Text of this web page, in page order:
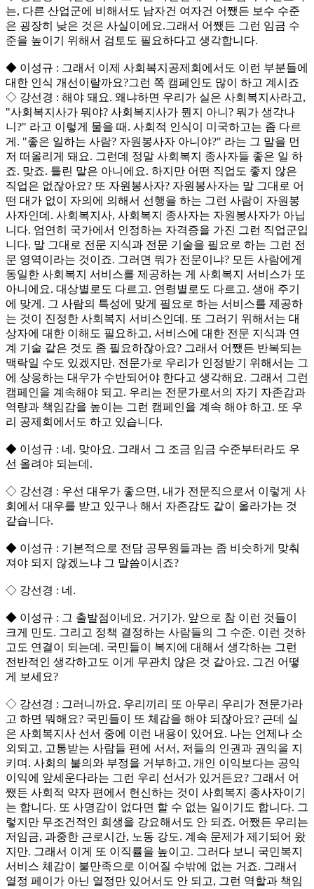
는, 다른 산업군에 비해서도 남자건 여자건 어쨌든 보수 수준
은 굉장히 낮은 것은 사실이에요.그래서 어쨌든 그런 임금 수
준을 높이기 위해서 검토도 필요하다고 생각합니다.
◆ 이성규 : 그래서 이제 사회복지공제회에서도 이런 부분들에
대한 인식 개선이랄까요?그런 쪽 캠페인도 많이 하고 계시죠
◇ 강선경 : 해야 돼요. 왜냐하면 우리가 실은 사회복지사라고,
"사회복지사가 뭐야? 사회복지사가 뭔지 아니? 뭐가 생각나
니?" 라고 이렇게 물을 때. 사회적 인식이 미국하고는 좀 다르
게. "좋은 일하는 사람? 자원봉사자 아니야?" 라는 그 말을 먼
저 떠올리게 돼요. 그런데 정말 사회복지 종사자들 좋은 일 하
죠. 맞죠. 틀린 말은 아니에요. 하지만 어떤 직업도 좋지 않은
직업은 없잖아요? 또 자원봉사자? 자원봉사자는 말 그대로 어
떤 대가 없이 자의에 의해서 선행을 하는 그런 사람이 자원봉
사자인데. 사회복지사, 사회복지 종사자는 자원봉사자가 아닙
니다. 엄연히 국가에서 인정하는 자격증을 가진 그런 직업군입
니다. 말 그대로 전문 지식과 전문 기술을 필요로 하는 그런 전
문 영역이라는 것이죠. 그러면 뭐가 전문이냐? 모든 사람에게
동일한 사회복지 서비스를 제공하는 게 사회복지 서비스가 또
아니에요. 대상별로도 다르고. 연령별로도 다르고. 생애 주기
에 맞게. 그 사람의 특성에 맞게 필요로 하는 서비스를 제공하
는 것이 진정한 사회복지 서비스인데. 또 그러기 위해서는 대
상자에 대한 이해도 필요하고, 서비스에 대한 전문 지식과 연
계 기술 같은 것도 좀 필요하잖아요? 그래서 어쨌든 반복되는
맥락일 수도 있겠지만. 전문가로 우리가 인정받기 위해서는 그
에 상응하는 대우가 수반되어야 한다고 생각해요. 그래서 그런
캠페인을 계속해야 되고. 우리는 전문가로서의 자기 자존감과
역량과 책임감을 높이는 그런 캠페인을 계속 해야 하고. 또 우
리 공제회에서도 하고 있습니다.
◆ 이성규 : 네. 맞아요. 그래서 그 조금 임금 수준부터라도 우
선 올려야 되는데.
◇ 강선경 : 우선 대우가 좋으면, 내가 전문직으로서 이렇게 사
회에서 대우를 받고 있구나 해서 자존감도 같이 올라가는 것
같습니다.
◆ 이성규 : 기본적으로 전담 공무원들과는 좀 비슷하게 맞춰
져야 되지 않겠느냐 그 말씀이시죠?
◇ 강선경 : 네.
◆ 이성규 : 그 출발점이네요. 거기가. 앞으로 참 이런 것들이
크게 민도. 그리고 정책 결정하는 사람들의 그 수준. 이런 것하
고도 연결이 되는데. 국민들이 복지에 대해서 생각하는 그런
전반적인 생각하고도 이게 무관치 않은 것 같아요. 그건 어떻
게 보세요?
◇ 강선경 : 그러니까요. 우리끼리 또 아무리 우리가 전문가라
고 하면 뭐해요? 국민들이 또 체감을 해야 되잖아요? 근데 실
은 사회복지사 선서 중에 이런 내용이 있어요. 나는 언제나 소
외되고, 고통받는 사람들 편에 서서, 저들의 인권과 권익을 지
키며. 사회의 불의와 부정을 거부하고, 개인 이익보다는 공익
이익에 앞세운다라는 그런 우리 선서가 있거든요? 그래서 어
쨌든 사회적 약자 편에서 헌신하는 것이 사회복지 종사자이기
는 합니다. 또 사명감이 없다면 할 수 없는 일이기도 합니다. 그
렇지만 무조건적인 희생을 강요해서도 안 되죠. 어쨌든 우리는
저임금, 과중한 근로시간, 노동 강도. 계속 문제가 제기되어 왔
지만. 그래서 이게 또 이직률을 높이고. 그러다 보니 국민복지
서비스 체감이 불만족으로 이어질 수밖에 없는 거죠. 그래서
열정 페이가 아닌 열정만 있어서도 안 되고, 그런 역할과 책임